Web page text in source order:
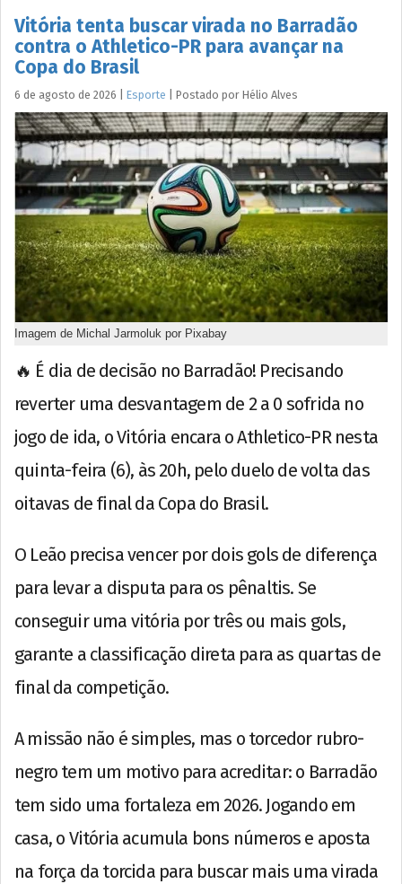
Vitória tenta buscar virada no Barradão
contra o Athletico-PR para avançar na
Copa do Brasil
6 de agosto de 2026 Esporte Postado por Hélio Alves
Imagem de Michal Jarmoluk por Pixabay
🔥 É dia de decisão no Barradão! Precisando
reverter uma desvantagem de 2 a 0 sofrida no
jogo de ida, o Vitória encara o Athletico-PR nesta
quinta-feira (6), às 20h, pelo duelo de volta das
oitavas de final da Copa do Brasil.
O Leão precisa vencer por dois gols de diferença
para levar a disputa para os pênaltis. Se
conseguir uma vitória por três ou mais gols,
garante a classificação direta para as quartas de
final da competição.
A missão não é simples, mas o torcedor rubro-
negro tem um motivo para acreditar: o Barradão
tem sido uma fortaleza em 2026. Jogando em
casa, o Vitória acumula bons números e aposta
na força da torcida para buscar mais uma virada